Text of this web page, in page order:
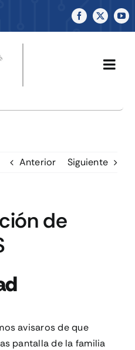
Anterior Siguiente
de
avisaros de que
pantalla de la familia